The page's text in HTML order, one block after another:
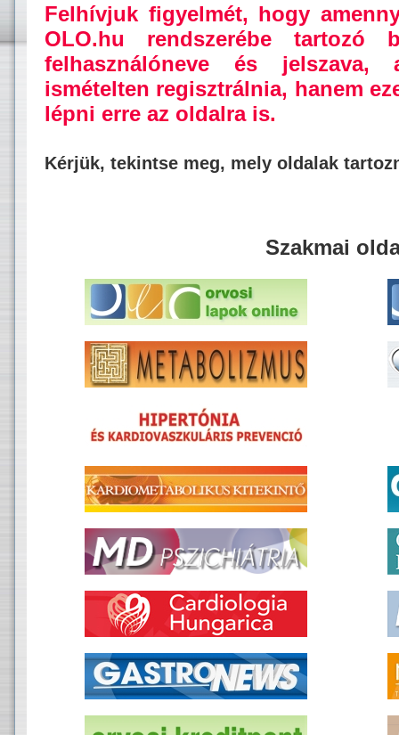
Felhívjuk figyelmét, hogy
OLO.hu rendszerébe tartozó
felhasználóneve és jelszava,
ismételten regisztrálnia, hanem
lépni erre az oldalra is.
Kérjük, tekintse meg, mely oldalak
Szakmai